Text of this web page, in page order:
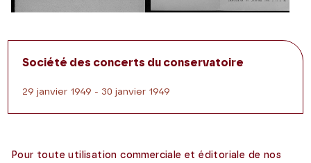
Société des concerts du conservatoire
29 janvier 1949 - 30 janvier 1949
Pour toute utilisation commerciale et éditoriale de nos